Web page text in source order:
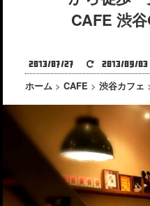
CAFE 渋谷
2013/07/27 2013/09/03
ホーム > CAFE > 渋谷カフェ